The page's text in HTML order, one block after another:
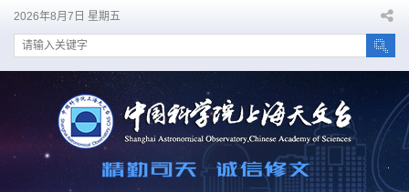
2026年8月7日 星期五